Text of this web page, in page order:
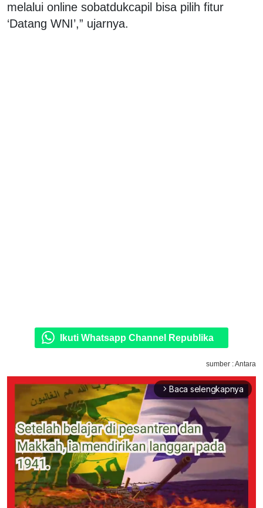
melalui online sobatdukcapil bisa pilih fitur
‘Datang WNI’,” ujarnya.
Ikuti Whatsapp Channel Republika
sumber : Antara
arrow_forward_ios Baca selengkapnya